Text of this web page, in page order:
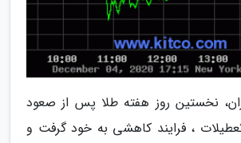
نخستین روز هفته طلا پس از صعود
، فرایند کاهشی به خود گرفت و